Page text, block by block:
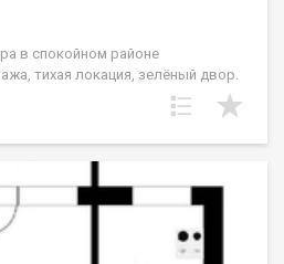
в спокойном районе
тихая локация, зелёный двор.
магазины,
детский сад и школы.
требует ремонта, и